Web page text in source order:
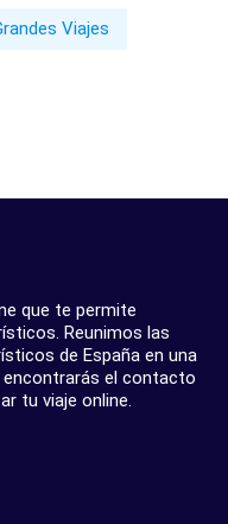
Viajes
que te permite
Reunimos las
de España en una
encontrarás el contacto
tu viaje online.